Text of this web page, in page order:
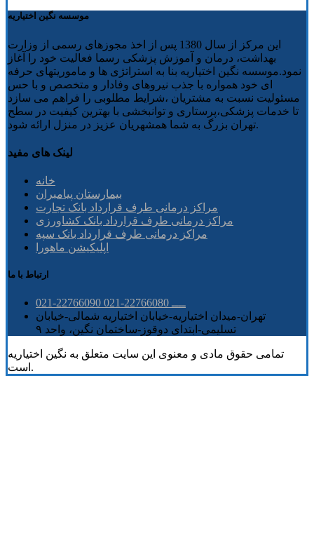
موسسه نگین اختیاریه
این مرکز از سال 1380 پس از اخذ مجوزهای رسمی از وزارت
بهداشت، درمان و آموزش پزشکی رسما فعالیت خود را آغاز
نمود.موسسه نگین اختیاریه بنا به استراتژی ها و ماموریتهای حرفه
ای خود همواره با جذب نیروهای وفادار و متخصص و با حس
مسئولیت نسبت به مشتریان ،شرایط مطلوبی را فراهم می سازد
تا خدمات پزشکی،پرستاری و توانبخشی با بهترین کیفیت در سطح
تهران بزرگ به شما همشهریان عزیز در منزل ارائه شود.
لینک های مفید
خانه
بیمارستان پیامبران
مراکز درمانی طرف قرارداد بانک تجارت
مراکز درمانی طرف قرارداد بانک کشاورزی
مراکز درمانی طرف قرارداد بانک سپه
اپلیکیشن ماهورا
ارتباط با ما
021-22766090 ــــ 22766080-021
تهران-میدان اختیاریه-خیابان اختیاریه شمالی-خیابان
تسلیمی-ابتدای دوقوز-ساختمان نگین، واحد ۹
تمامی حقوق مادی و معنوی این سایت متعلق به نگین اختیاریه
است.